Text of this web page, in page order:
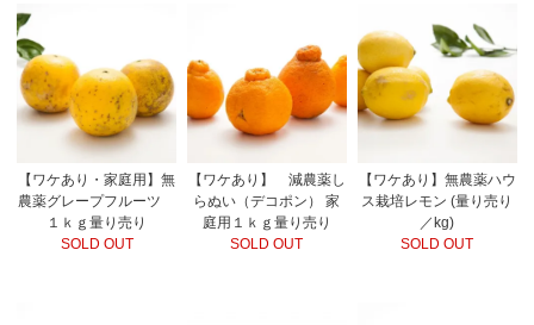
【ワケあり・家庭用】無
農薬グレープフルーツ
１ｋｇ量り売り
SOLD OUT
【ワケあり】 減農薬し
らぬい（デコポン） 家
庭用１ｋｇ量り売り
SOLD OUT
【ワケあり】無農薬ハウ
ス栽培レモン (量り売り
／kg)
SOLD OUT